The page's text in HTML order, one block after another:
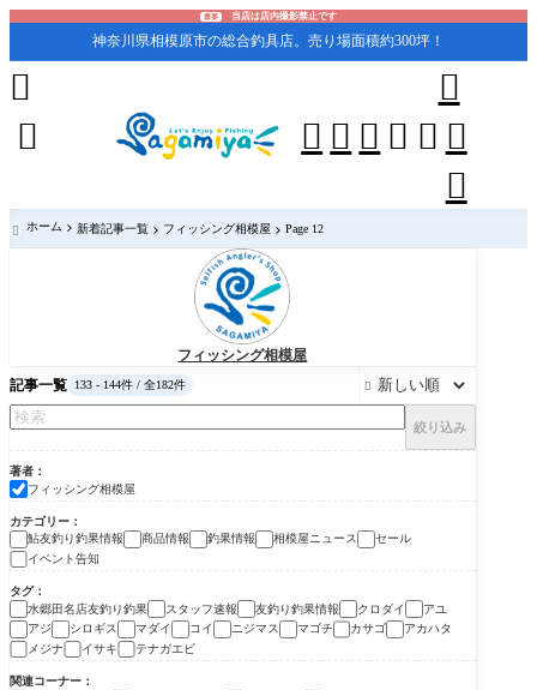
重要 当店は店内撮影禁止です
神奈川県相模原市の総合釣具店。売り場面積約300坪！
    





 ホーム 新着記事一覧 フィッシング相模屋 Page 12
フィッシング相模屋
記事一覧
133 - 144件 / 全182件 
絞り込み
著者
フィッシング相模屋
カテゴリー
鮎友釣り釣果情報
商品情報 釣果情報 相模屋ニュース
セール
イベント告知
タグ
水郷田名店友釣り釣果
スタッフ速報 友釣り釣果情報 クロダイ
アユ
アジ
シロギス マダイ コイ ニジマス マゴチ カサゴ
アカハタ
メジナ
イサキ テナガエビ
関連コーナー